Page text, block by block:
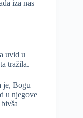
iza nas –
uvid u
tražila.
je, Bogu
u njegove